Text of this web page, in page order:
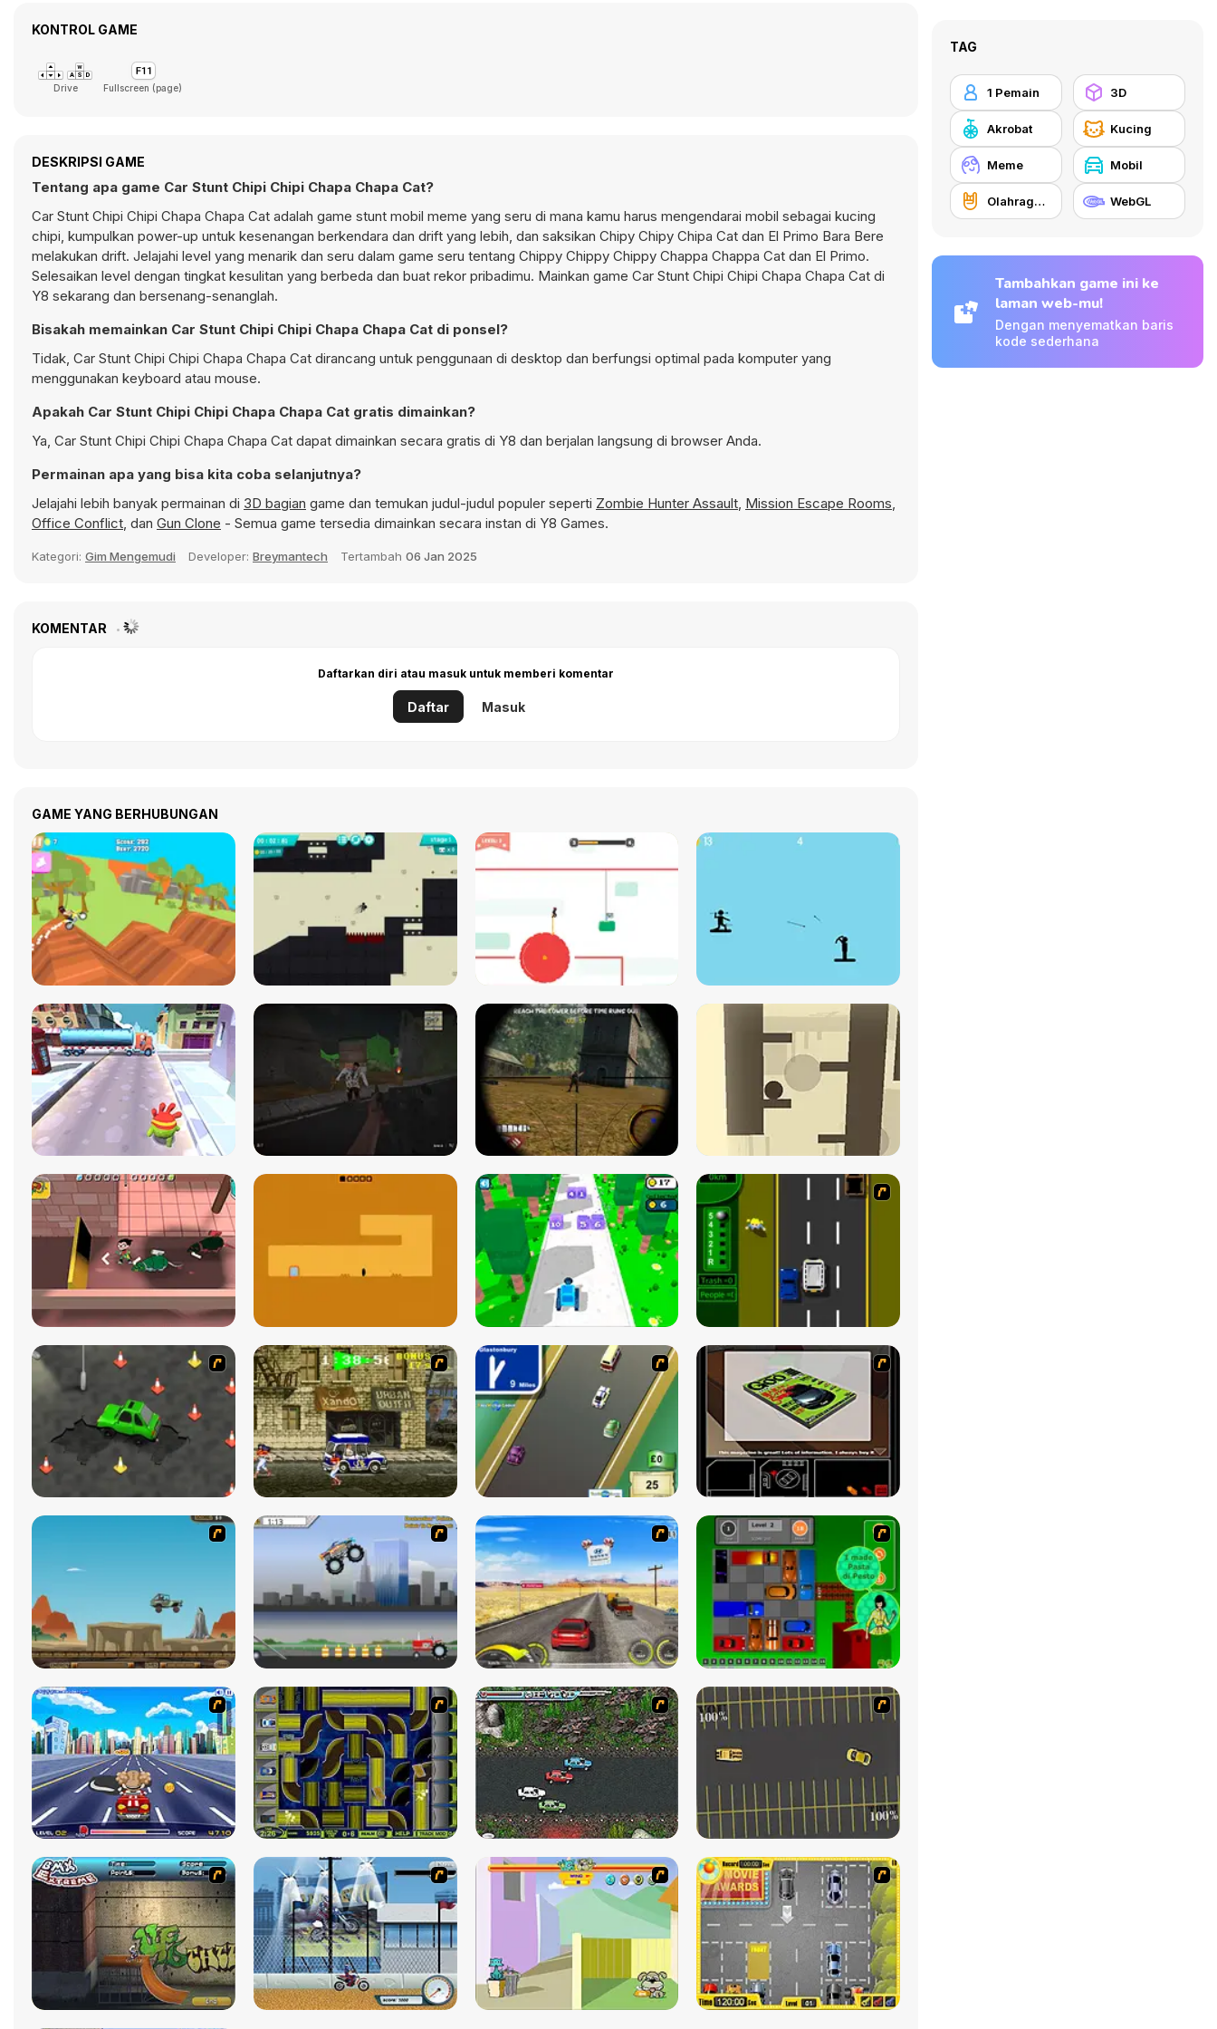
KONTROL GAME
Drive Fullscreen (page)
DESKRIPSI GAME
Tentang apa game Car Stunt Chipi Chipi Chapa Chapa Cat?
Car Stunt Chipi Chipi Chapa Chapa Cat adalah game stunt mobil meme yang seru di mana kamu harus mengendarai mobil sebagai kucing
chipi, kumpulkan power-up untuk kesenangan berkendara dan drift yang lebih, dan saksikan Chipy Chipy Chipa Cat dan El Primo Bara Bere
melakukan drift. Jelajahi level yang menarik dan seru dalam game seru tentang Chippy Chippy Chippy Chappa Chappa Cat dan El Primo.
Selesaikan level dengan tingkat kesulitan yang berbeda dan buat rekor pribadimu. Mainkan game Car Stunt Chipi Chipi Chapa Chapa Cat di
Y8 sekarang dan bersenang-senanglah.
Bisakah memainkan Car Stunt Chipi Chipi Chapa Chapa Cat di ponsel?
Tidak, Car Stunt Chipi Chipi Chapa Chapa Cat dirancang untuk penggunaan di desktop dan berfungsi optimal pada komputer yang
menggunakan keyboard atau mouse.
Apakah Car Stunt Chipi Chipi Chapa Chapa Cat gratis dimainkan?
Ya, Car Stunt Chipi Chipi Chapa Chapa Cat dapat dimainkan secara gratis di Y8 dan berjalan langsung di browser Anda.
Permainan apa yang bisa kita coba selanjutnya?
Jelajahi lebih banyak permainan di 3D bagian game dan temukan judul-judul populer seperti Zombie Hunter Assault, Mission Escape Rooms,
Office Conflict, dan Gun Clone - Semua game tersedia dimainkan secara instan di Y8 Games.
Kategori: Gim Mengemudi Developer: Breymantech Tertambah 06 Jan 2025
KOMENTAR
Daftarkan diri atau masuk untuk memberi komentar
Daftar Masuk
GAME YANG BERHUBUNGAN
TAG
1 Pemain 3D
Akrobat Kucing
Meme Mobil
Olahraga ekstrim WebGL
Tambahkan game ini ke
laman web-mu!
Dengan menyematkan baris
kode sederhana